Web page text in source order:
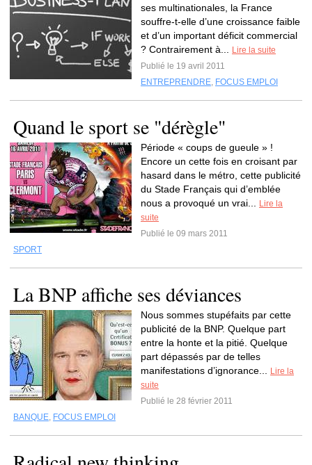
ses multinationales, la France
souffre-t-elle d’une croissance faible
et d’un important déficit commercial
? Contrairement à...
Lire la suite
Publié le 19 avril 2011
ENTREPRENDRE, FOCUS EMPLOI
Quand le sport se "dérègle"
Période « coups de gueule » !
Encore un cette fois en croisant par
hasard dans le métro, cette publicité
du Stade Français qui d’emblée
nous a provoqué un vrai...
Lire la
suite
Publié le 09 mars 2011
SPORT
La BNP affiche ses déviances
Nous sommes stupéfaits par cette
publicité de la BNP. Quelque part
entre la honte et la pitié. Quelque
part dépassés par de telles
manifestations d’ignorance...
Lire la
suite
Publié le 28 février 2011
BANQUE, FOCUS EMPLOI